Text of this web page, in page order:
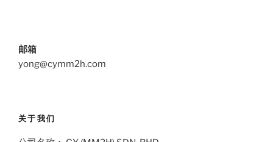
邮箱
yong@cymm2h.com
关于我们